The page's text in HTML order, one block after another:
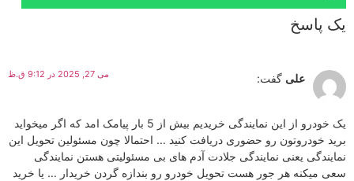
یک پاسخ
علی گفت: می 27, 2025 در 9:12 ق.ظ
یک خودرو از این نمایندگی خریدیم بیش از 5 بار پیامک امد که اگر میخواید
برید خودروتون رو حضوری دریافت کنید … احتمالا چون مسئولین تحویل این
نمایندگی یعنی نمایندگی جلادت آدم های بی مسئولیتی هستن نمایندگی
سعی میکنه هر جور هست تحویل خودرو رو بندازه گردن خریدار … یا خرید